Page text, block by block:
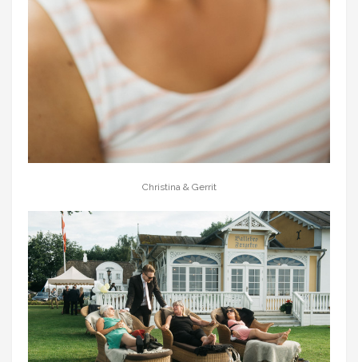
Christina & Gerrit